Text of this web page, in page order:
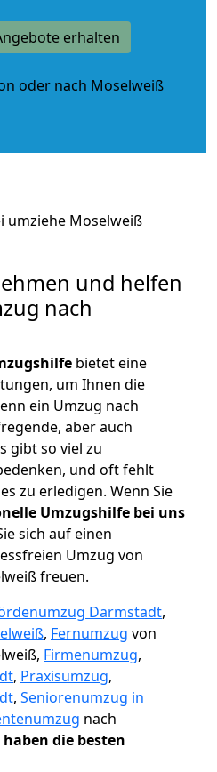
erhalten
und helfen
nach
bietet eine
um Ihnen die
ein Umzug nach
aber auch
gibt so viel zu
und oft fehlt
zu erledigen. Wenn Sie
Umzugshilfe bei uns
sich auf einen
Umzug von
freuen.
Darmstadt,
, Fernumzug von
Firmenumzug,
, Praxisumzug,
, Seniorenumzug in
nach
die besten